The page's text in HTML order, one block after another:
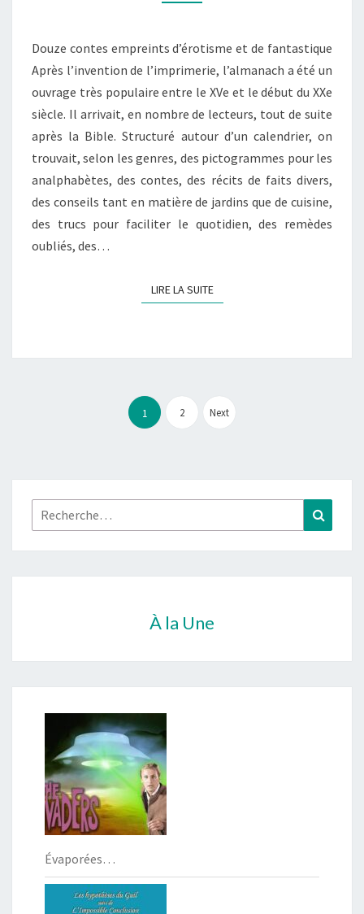
Douze contes empreints d’érotisme et de fantastique
Après l’invention de l’imprimerie, l’almanach a été un
ouvrage très populaire entre le XVe et le début du XXe
siècle. Il arrivait, en nombre de lecteurs, tout de suite
après la Bible. Structuré autour d’un calendrier, on
trouvait, selon les genres, des pictogrammes pour les
analphabètes, des contes, des récits de faits divers,
des conseils tant en matière de jardins que de cuisine,
des trucs pour faciliter le quotidien, des remèdes
oubliés, des…
LIRE LA SUITELIRE LA SUITE
des
1 2 Next
Rechercher :
À la Une
Évaporées…